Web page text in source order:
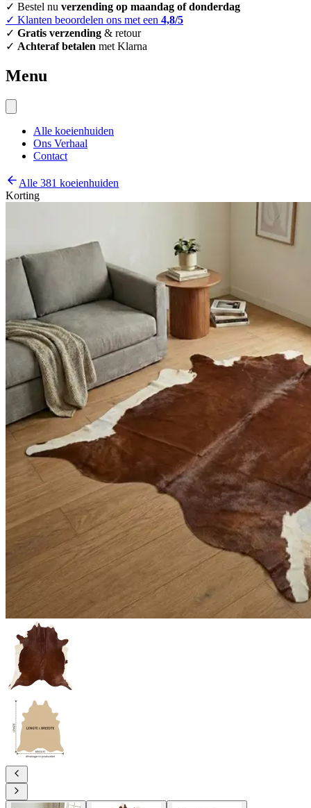
✓ Bestel nu verzending op maandag of donderdag
✓ Klanten beoordelen ons met een 4,8/5
✓ Gratis verzending & retour
✓ Achteraf betalen met Klarna
Menu
Alle koeienhuiden
Ons Verhaal
Contact
Alle 381 koeienhuiden
Korting